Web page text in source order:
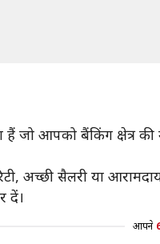
जो आपको बैंकिंग क्षेत्र
अच्छी सैलरी या
दें।
आपने